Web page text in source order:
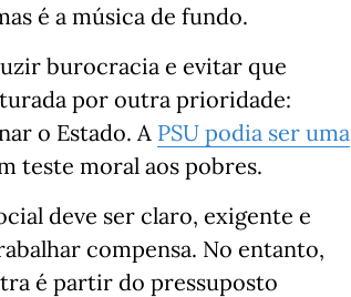
é a música de fundo.
burocracia e evitar que
por outra prioridade:
o Estado. A PSU podia ser uma
teste moral aos pobres.
deve ser claro, exigente e
compensa. No entanto,
é partir do pressuposto